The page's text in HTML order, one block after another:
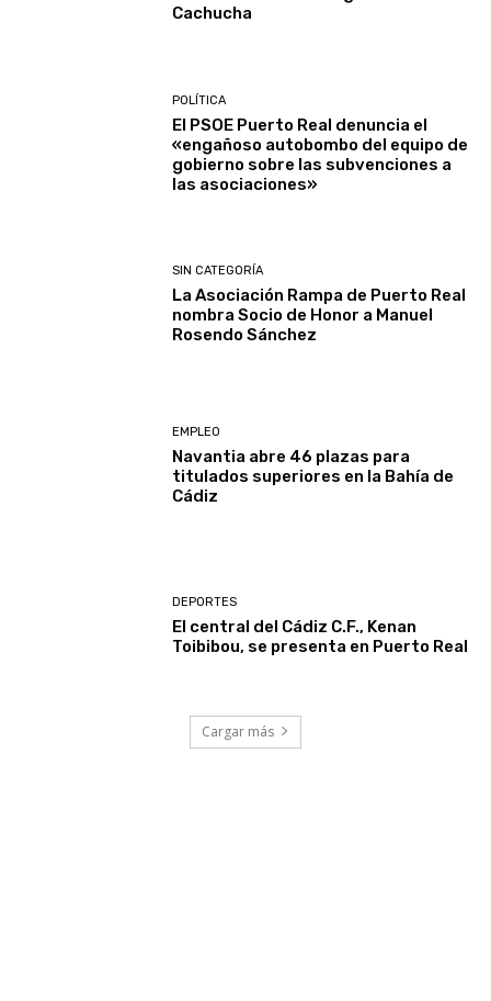
Cachucha
POLÍTICA
El PSOE Puerto Real denuncia el
«engañoso autobombo del equipo de
gobierno sobre las subvenciones a
las asociaciones»
SIN CATEGORÍA
La Asociación Rampa de Puerto Real
nombra Socio de Honor a Manuel
Rosendo Sánchez
EMPLEO
Navantia abre 46 plazas para
titulados superiores en la Bahía de
Cádiz
DEPORTES
El central del Cádiz C.F., Kenan
Toibibou, se presenta en Puerto Real
Cargar más